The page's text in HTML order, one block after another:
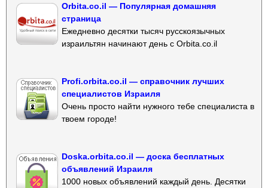
Orbita.co.il — Популярная домашняя
страница
Ежедневно десятки тысяч русскоязычных
израильтян начинают день с Orbita.co.il
Profi.orbita.co.il — справочник лучших
специалистов Израиля
Очень просто найти нужного тебе специалиста в
твоем городе!
Doska.orbita.co.il — доска бесплатных
объявлений Израиля
1000 новых объявлений каждый день. Десятки